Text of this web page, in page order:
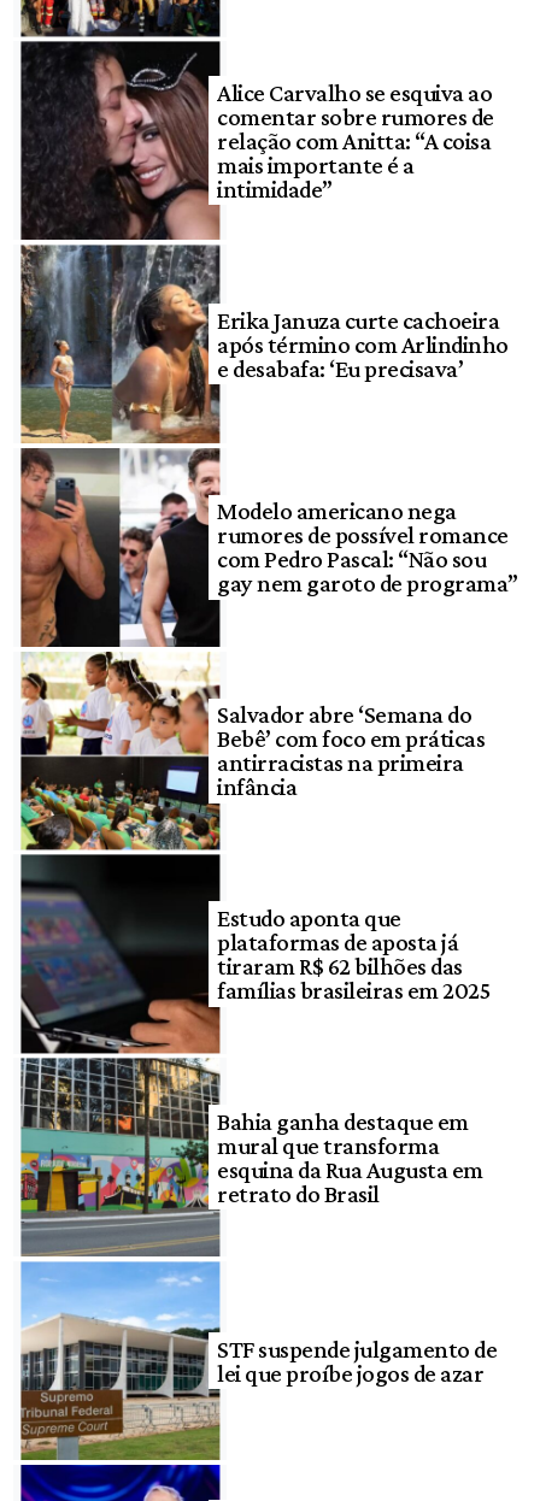
Alice Carvalho se esquiva ao
comentar sobre rumores de
relação com Anitta: “A coisa
mais importante é a
intimidade”
Erika Januza curte cachoeira
após término com Arlindinho
e desabafa: ‘Eu precisava’
Modelo americano nega
rumores de possível romance
com Pedro Pascal: “Não sou
gay nem garoto de programa”
Salvador abre ‘Semana do
Bebê’ com foco em práticas
antirracistas na primeira
infância
Estudo aponta que
plataformas de aposta já
tiraram R$ 62 bilhões das
famílias brasileiras em 2025
Bahia ganha destaque em
mural que transforma
esquina da Rua Augusta em
retrato do Brasil
STF suspende julgamento de
lei que proíbe jogos de azar